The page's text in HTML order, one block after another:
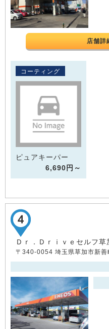
店舗詳
コーティング
ピュアキーパー
6,690円～
Ｄｒ．Ｄｒｉｖｅセルフ草
〒340-0054 埼玉県草加市新善